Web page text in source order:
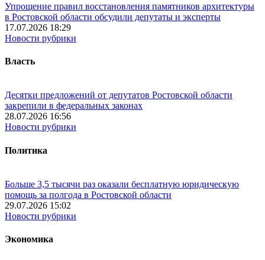
Упрощение правил восстановления памятников архитектуры
в Ростовской области обсудили депутаты и эксперты
17.07.2026 18:29
Новости рубрики
Власть
Десятки предложений от депутатов Ростовской области
закрепили в федеральных законах
28.07.2026 16:56
Новости рубрики
Политика
Больше 3,5 тысячи раз оказали бесплатную юридическую
помощь за полгода в Ростовской области
29.07.2026 15:02
Новости рубрики
Экономика